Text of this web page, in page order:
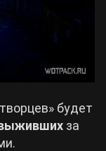
будет
за